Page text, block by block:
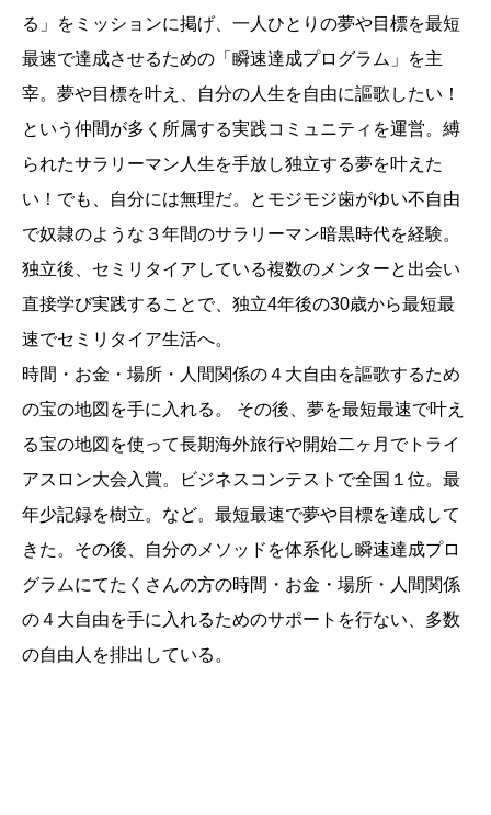
る」をミッションに掲げ、一人ひとりの夢や目標を最短
最速で達成させるための「瞬速達成プログラム」を主
宰。夢や目標を叶え、自分の人生を自由に謳歌したい！
という仲間が多く所属する実践コミュニティを運営。縛
られたサラリーマン人生を手放し独立する夢を叶えた
い！でも、自分には無理だ。とモジモジ歯がゆい不自由
で奴隷のような３年間のサラリーマン暗黒時代を経験。
独立後、セミリタイアしている複数のメンターと出会い
直接学び実践することで、独立4年後の30歳から最短最
速でセミリタイア生活へ。
時間・お金・場所・人間関係の４大自由を謳歌するため
の宝の地図を手に入れる。 その後、夢を最短最速で叶え
る宝の地図を使って長期海外旅行や開始二ヶ月でトライ
アスロン大会入賞。ビジネスコンテストで全国１位。最
年少記録を樹立。など。最短最速で夢や目標を達成して
きた。その後、自分のメソッドを体系化し瞬速達成プロ
グラムにてたくさんの方の時間・お金・場所・人間関係
の４大自由を手に入れるためのサポートを行ない、多数
の自由人を排出している。